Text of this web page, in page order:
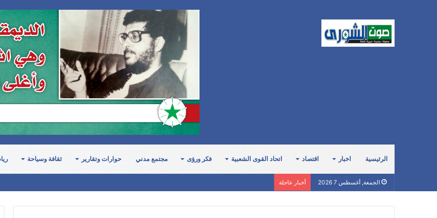
الرئيسية اخبار اقتصاد اتحاد القوى الشعبية فكر ورؤى مجتمع مدني حوارات وتقارير ثقافة وسياحة
الجمعة, أغسطس 7 2026 أخبار عاجلة